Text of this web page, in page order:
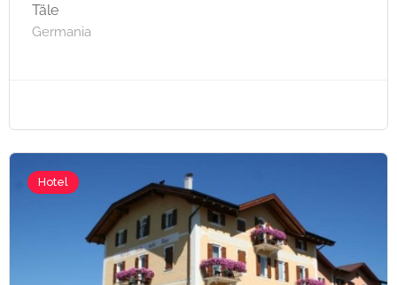
Täle
Germania
Hotel